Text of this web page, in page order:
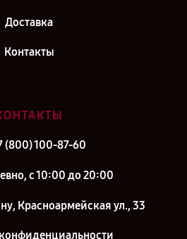
Доставка
Контакты
(800) 100-87-60
с 10:00 до 20:00
Красноармейская ул., 33